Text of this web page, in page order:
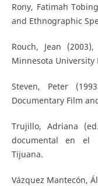
Rony, Fatimah
and Ethnographic
Rouch, Jean
Minnesota University
Steven, Peter
Documentary Film
Trujillo, Adriana
documental en el
Tijuana.
Vázquez Mantecón,